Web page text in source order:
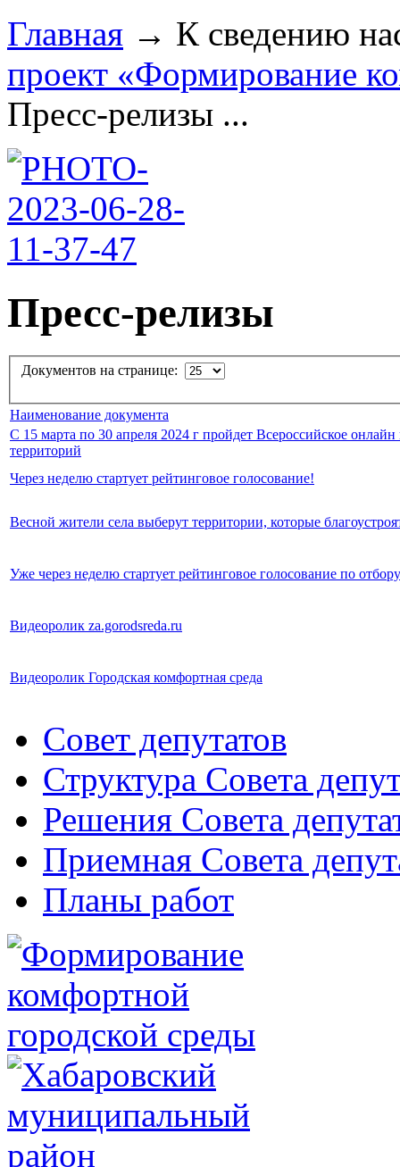
Главная → К сведению
проект «Формирование
Пресс-релизы ...
Пресс-релизы
Документов на странице:
Наименование документа
С 15 марта по 30 апреля 2024 г пройдет Всероссийское
территорий
Через неделю стартует рейтинговое голосование!
Весной жители села выберут территории, которые
Уже через неделю стартует рейтинговое голосование по
Видеоролик za.gorodsreda.ru
Видеоролик Городская комфортная среда
Совет депутатов
Структура Совета
Решения Совета
Приемная Совета
Планы работ